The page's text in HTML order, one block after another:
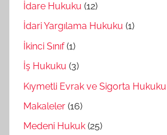
İdare Hukuku (12)
İdari Yargılama Hukuku (1)
İkinci Sınıf(1)
İş Hukuku (3)
Kıymetli Evrak ve Sigorta Hukuku
Makaleler (16)
Medeni Hukuk (25)